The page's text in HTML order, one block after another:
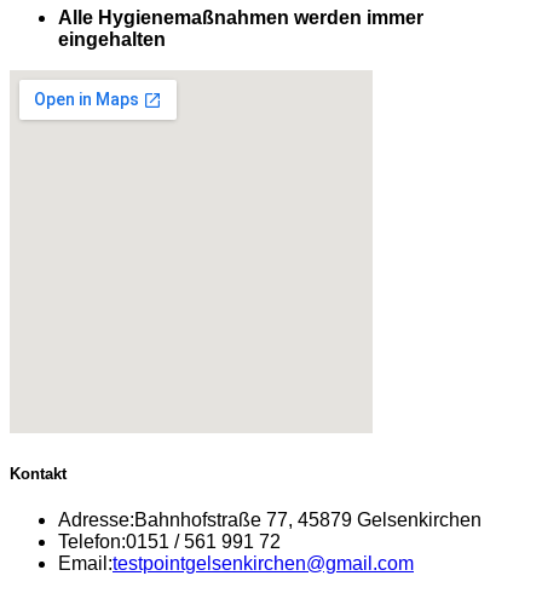
Alle Hygienemaßnahmen werden immer
eingehalten
Kontakt
Adresse:Bahnhofstraße 77, 45879 Gelsenkirchen
Telefon:0151 / 561 991 72
Email:testpointgelsenkirchen@gmail.comOpens